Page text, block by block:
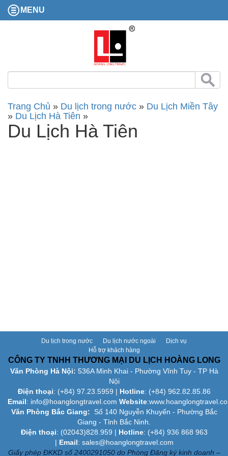
MENU
Trang Chủ » Du lịch trong nước » Du Lịch Miền Tây
» Du Lịch Hà Tiên »
Du Lịch Hà Tiên
Du lịch trong nước Du lịch nước ngoài
Dịch vụ
Hỗ trợ khách hàng
CÔNG TY TNHH THƯƠNG MẠI DU LỊCH HOÀNG LONG
Văn Phòng Hà Nội: 536A Minh Khai - Phường Vĩnh Tuy - TP Hà
Nội
Điện thoại: (+84) 97.23.5959 | Hotline: (+84) 962.82.85.86
Email: info@hoanglongtravel.com Website:www.
Văn Phòng Bắc Giang: Số 140 Nguyễn Khuyến - Phường Bắc
Giang - Tỉnh Bắc Ninh.
Điện thoại: (02043)828.959 | Hotline: (+84) 936 868 963
| Email: sales@hoanglongtravel.com
Giấy phép ĐKKD số 2400291050 do Phòng Đăng ký kinh doanh –